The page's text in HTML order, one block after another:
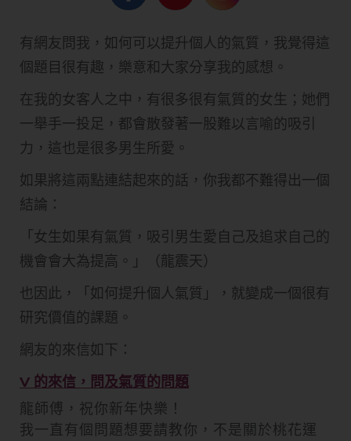
有網友問我，如何可以提升個人的氣質，我覺得這
個題目很有趣，樂意和大家分享我的感想。
在我的女客人之中，有很多很有氣質的女生；她們
一舉手一投足，都會散發著一股難以言喻的吸引
力，這也是很多男生所愛。
如果將這兩點連結起來的話，你我都不難得出一個
結論：
「女生如果有氣質，吸引男生愛自己及追求自己的
機會會大為提高。」（龍震天）
也因此，「如何提升個人氣質」，就變成一個很有
研究價值的課題。
網友的來信如下：
V 的來信，問及氣質的問題
龍師傅，祝你新年快樂！
我一直有個問題想要請教你，不是關於桃花運